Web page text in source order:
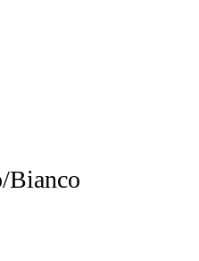
Bianco